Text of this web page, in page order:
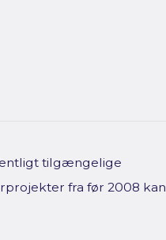
tilgængelige
fra før 2008 kan